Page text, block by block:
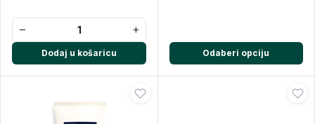
− +
Dodaj u košaricu Odaberi opciju